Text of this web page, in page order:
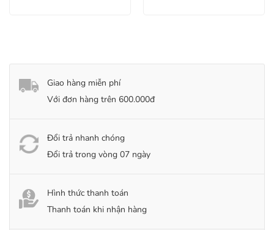
Giao hàng miễn phí
Với đơn hàng trên 600.000đ
Đổi trả nhanh chóng
Đổi trả trong vòng 07 ngày
Hình thức thanh toán
Thanh toán khi nhận hàng